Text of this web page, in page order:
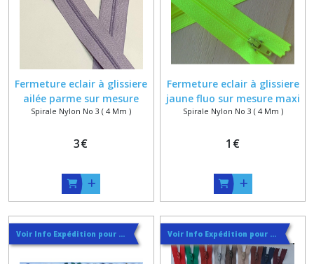
Fermeture eclair à glissiere
ailée parme sur mesure
maxi 55 cm
Spirale Nylon No 3 ( 4 Mm )
3€
Fermeture eclair à glissiere
jaune fluo sur mesure maxi
40 cm
Spirale Nylon No 3 ( 4 Mm )
1 €
Voir Info Expédition pour Régler les Frais de Port au Meilleur Prix , En haut d'ecran à Droite Voir Info Expédition pour Régler les Frais de Port au Meilleur Prix , En haut d'ecran à Droite